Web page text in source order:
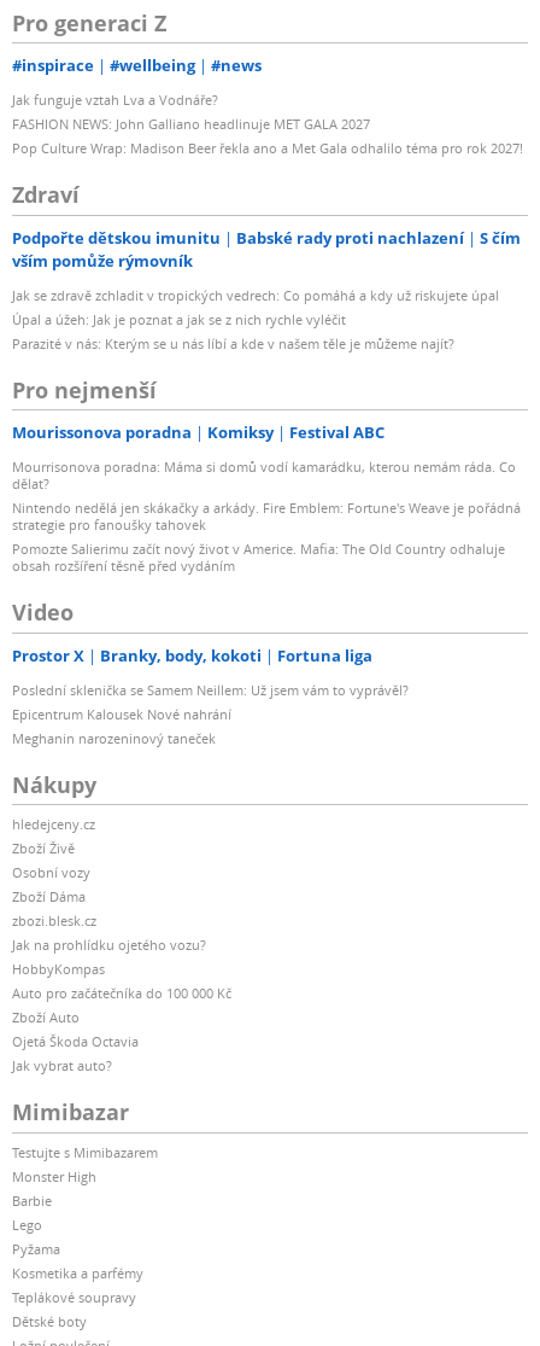
Pro generaci Z
#inspirace #wellbeing #news
Jak funguje vztah Lva a Vodnáře?
FASHION NEWS: John Galliano headlinuje MET GALA 2027
Pop Culture Wrap: Madison Beer řekla ano a Met Gala odhalilo téma pro rok 2027!
Zdraví
Podpořte dětskou imunitu Babské rady proti nachlazení
S čím
vším pomůže rýmovník
Jak se zdravě zchladit v tropických vedrech: Co pomáhá a kdy už riskujete úpal
Úpal a úžeh: Jak je poznat a jak se z nich rychle vyléčit
Parazité v nás: Kterým se u nás líbí a kde v našem těle je můžeme najít?
Pro nejmenší
Mourissonova poradna Komiksy Festival ABC
Mourrisonova poradna: Máma si domů vodí kamarádku, kterou nemám ráda. Co
dělat?
Nintendo nedělá jen skákačky a arkády. Fire Emblem: Fortune's Weave je pořádná
strategie pro fanoušky tahovek
Pomozte Salierimu začít nový život v Americe. Mafia: The Old Country odhaluje
obsah rozšíření těsně před vydáním
Video
Prostor X Branky, body, kokoti Fortuna liga
Poslední sklenička se Samem Neillem: Už jsem vám to vyprávěl?
Epicentrum Kalousek Nové nahrání
Meghanin narozeninový taneček
Nákupy
hledejceny.cz
Zboží Živě
Osobní vozy
Zboží Dáma
zbozi.blesk.cz
Jak na prohlídku ojetého vozu?
HobbyKompas
Auto pro začátečníka do 100 000 Kč
Zboží Auto
Ojetá Škoda Octavia
Jak vybrat auto?
Mimibazar
Testujte s Mimibazarem
Monster High
Barbie
Lego
Pyžama
Kosmetika a parfémy
Teplákové soupravy
Dětské boty